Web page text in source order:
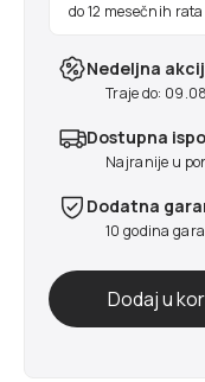
do 12 mesečnih
Nedeljna
Traje do:
Dostupna
Najranije u
Dodatna
10 godina